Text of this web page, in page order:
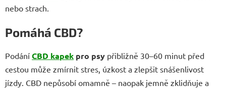
nebo strach.
Pomáhá CBD?
Podání CBD kapek pro psy přibližně 30–60 minut před
cestou může zmírnit stres, úzkost a zlepšit snášenlivost
jízdy. CBD nepůsobí omamně – naopak jemně zklidňuje a